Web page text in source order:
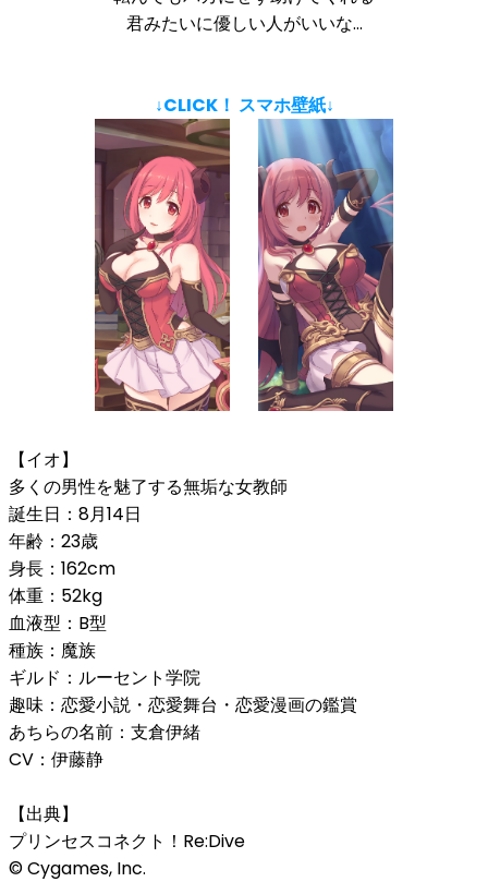
君みたいに優しい人がいいな…
↓CLICK！ スマホ壁紙↓
【イオ】
多くの男性を魅了する無垢な女教師
誕生日：8月14日
年齢：23歳
身長：162cm
体重：52kg
血液型：B型
種族：魔族
ギルド：ルーセント学院
趣味：恋愛小説・恋愛舞台・恋愛漫画の鑑賞
あちらの名前：支倉伊緒
CV：伊藤静
【出典】
プリンセスコネクト！Re:Dive
© Cygames, Inc.